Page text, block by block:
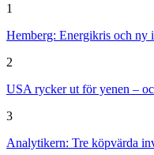
1
Hemberg: Energikris och ny
2
USA rycker ut för yenen –
3
Analytikern: Tre köpvärda